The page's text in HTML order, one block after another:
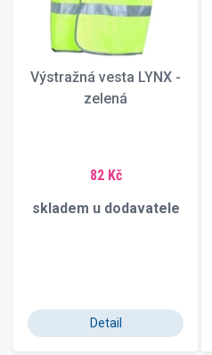
Výstražná vesta LYNX -
zelená
82 Kč
skladem u dodavatele
Detail